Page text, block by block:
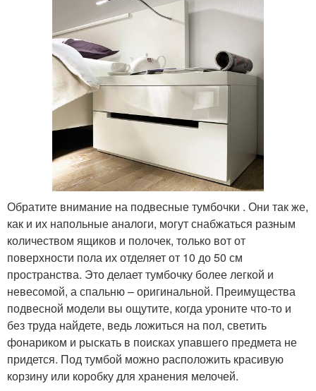
Обратите внимание на подвесные тумбочки . Они так же,
как и их напольные аналоги, могут снабжаться разным
количеством ящиков и полочек, только вот от
поверхности пола их отделяет от 10 до 50 см
пространства. Это делает тумбочку более легкой и
невесомой, а спальню – оригинальной. Преимущества
подвесной модели вы ощутите, когда уроните что-то и
без труда найдете, ведь ложиться на пол, светить
фонариком и рыскать в поисках упавшего предмета не
придется. Под тумбой можно расположить красивую
корзину или коробку для хранения мелочей.